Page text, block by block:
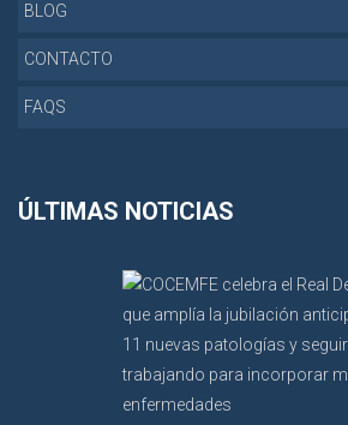
BLOG
CONTACTO
FAQS
ÚLTIMAS NOTICIAS